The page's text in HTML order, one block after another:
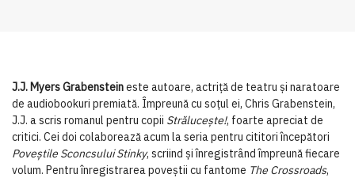
J.J. Myers Grabensteineste autoare, actriță de teatru și naratoare
de audiobookuri premiată. Împreună cu soțul ei, Chris Grabenstein,
J.J. a scris romanul pentru copii Strălucește!, foarte apreciat de
critici. Cei doi colaborează acum la seria pentru cititori începători
Poveștile Sconcsului Stinky, scriind și înregistrând împreună fiecare
volum. Pentru înregistrarea poveștii cu fantome The Crossroads,